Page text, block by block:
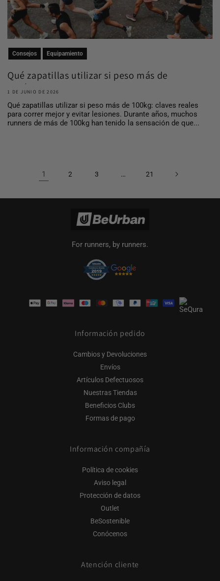
Consejos Equipamiento
Qué zapatillas utilizar si peso más de
100 kg
1 DE JUNIO DE 2026
Qué zapatillas utilizar si peso más de 100kg: claves reales
para correr mejor y evitar lesiones. Durante años, muchos
runners de más de 100kg han tenido la sensación de que...
1 2 3 … 21
For runners, by runners.
Información pedido
Cambios y Devoluciones
Envíos
Artículos Defectuosos
Nuestras Tiendas
Beneficios Clubs
Formas de pago
Información compañía
Política de cookies
Aviso legal
Protección de datos
Outlet
BeSostenible
Conócenos
Atención cliente